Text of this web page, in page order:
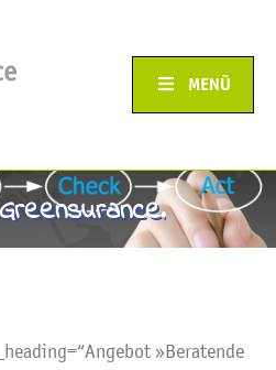
MENÜ
»Beratende